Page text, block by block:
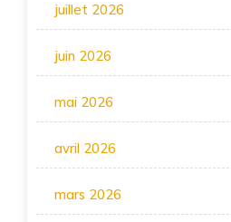
juillet 2026
juin 2026
mai 2026
avril 2026
mars 2026